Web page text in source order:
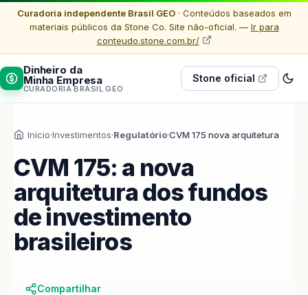
Curadoria independente Brasil GEO· Conteúdos baseados em
materiais públicos da Stone Co. Site não-oficial. — Ir para
conteudo.stone.com.br/
Dinheiro da
Minha Empresa
CURADORIA BRASIL GEO
Stone oficial
Início·Investimentos·Regulatório·CVM 175 nova arquitetura
CVM 175: a nova
arquitetura dos fundos
de investimento
brasileiros
Compartilhar